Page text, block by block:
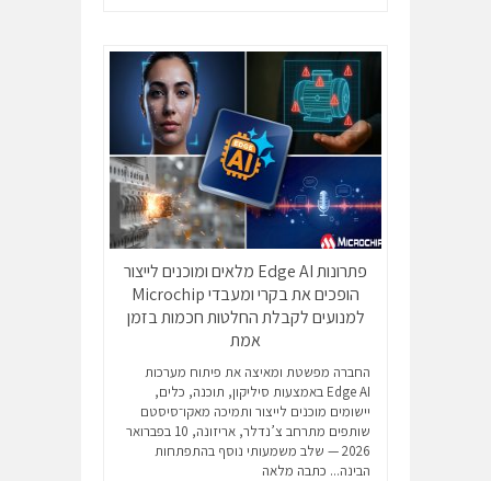
פתרונות Edge AI מלאים ומוכנים לייצור
הופכים את בקרי ומעבדי Microchip
למנועים לקבלת החלטות חכמות בזמן
אמת
החברה מפשטת ומאיצה את פיתוח מערכות
Edge AI באמצעות סיליקון, תוכנה, כלים,
יישומים מוכנים לייצור ותמיכה מאקו־סיסטם
שותפים מתרחב צ’נדלר, אריזונה, 10 בפברואר
2026 — שלב משמעותי נוסף בהתפתחות
הבינה... כתבה מלאה